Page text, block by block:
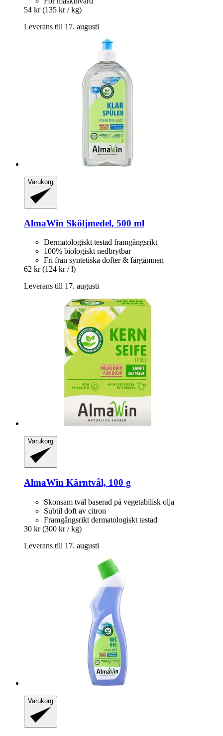
54 kr (135 kr / kg)
Leverans till 17. augusti
Varukorg
AlmaWin Sköljmedel, 500 ml
Dermatologiskt testad framgångsrikt
100% biologiskt nedbrytbar
Fri från syntetiska dofter & färgämnen
62 kr (124 kr / l)
Leverans till 17. augusti
Varukorg
AlmaWin Kärntvål, 100 g
Skonsam tvål baserad på vegetabilisk olja
Subtil doft av citron
Framgångsrikt dermatologiskt testad
30 kr (300 kr / kg)
Leverans till 17. augusti
Varukorg